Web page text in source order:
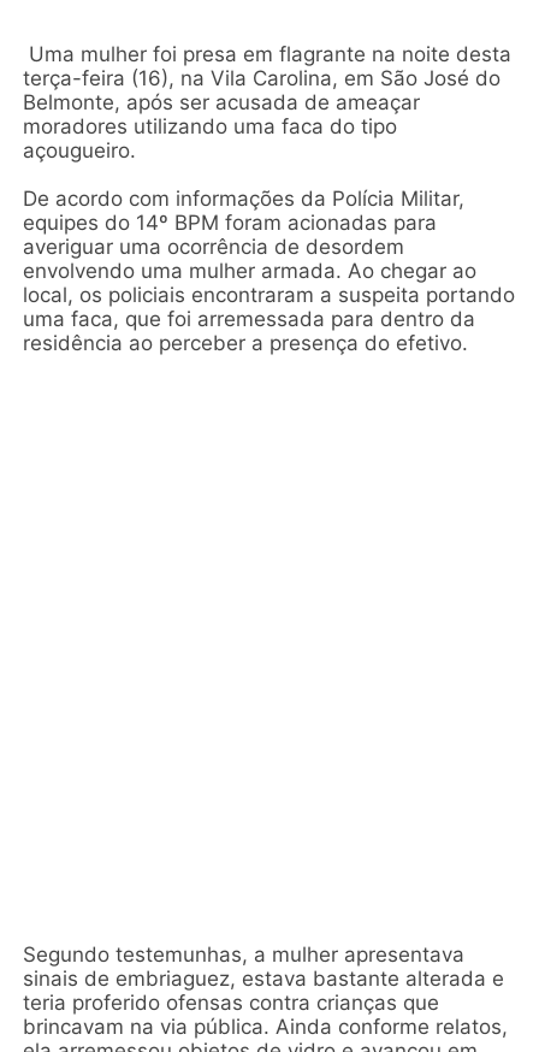
Uma mulher foi presa em flagrante na noite desta
terça-feira (16), na Vila Carolina, em São José do
Belmonte, após ser acusada de ameaçar
moradores utilizando uma faca do tipo
açougueiro.
De acordo com informações da Polícia Militar,
equipes do 14º BPM foram acionadas para
averiguar uma ocorrência de desordem
envolvendo uma mulher armada. Ao chegar ao
local, os policiais encontraram a suspeita portando
uma faca, que foi arremessada para dentro da
residência ao perceber a presença do efetivo.
Segundo testemunhas, a mulher apresentava
sinais de embriaguez, estava bastante alterada e
teria proferido ofensas contra crianças que
brincavam na via pública. Ainda conforme relatos,